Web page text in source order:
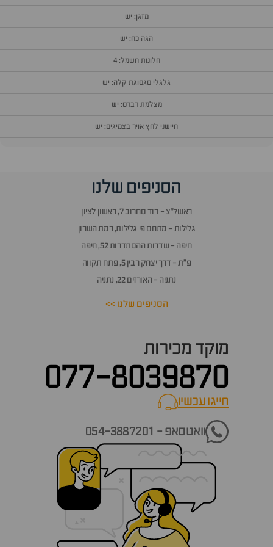
מזגן: יש
הגה כח: יש
חלונות חשמל: 4
גלגלי סגסוגת קלה: יש
מצלמת רברס: יש
חיישני לחץ אויר בצמיגים: יש
הסניפים שלנו
ראשל״צ - דוד סחרוב 7, ראשון לציון
גלילות - מתחם פי גלילות, רמת השרון
חיפה - שדרות ההסתדרות 52, חיפה
פ״ת - דרך יצחק רבין 5, פתח תקווה
נתניה - האורזים 22, נתניה
הסניפים שלנו >>
מוקד מכירות
077-8039870
חייגו עכשיוcall now
וואטסאפ - 054-3887201